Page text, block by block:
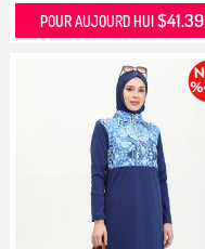
POUR AUJOURD HUI$41.39